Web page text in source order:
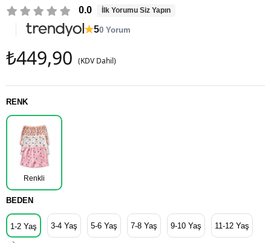
0.0 İlk Yorumu Siz Yapın
★50 Yorum
₺449,90 (KDV Dahil)
RENK
Renkli
BEDEN
1-2 Yaş 3-4 Yaş 5-6 Yaş 7-8 Yaş 9-10 Yaş 11-12 Yaş